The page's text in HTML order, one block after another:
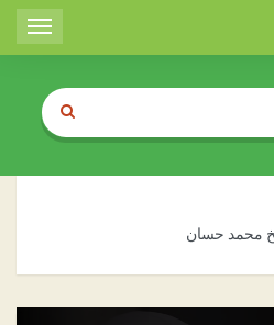
Toggle
محمد حسان